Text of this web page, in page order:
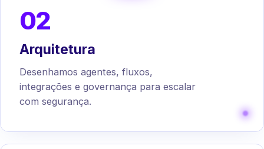
02
Arquitetura
Desenhamos agentes, fluxos,
integrações e governança para escalar
com segurança.